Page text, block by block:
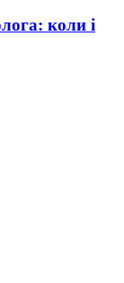
коли і